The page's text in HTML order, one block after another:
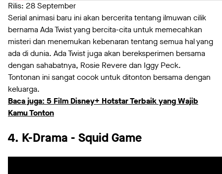
Rilis: 28 September
Serial animasi baru ini akan bercerita tentang ilmuwan cilik
bernama Ada Twist yang bercita-cita untuk memecahkan
misteri dan menemukan kebenaran tentang semua hal yang
ada di dunia. Ada Twist juga akan bereksperimen bersama
dengan sahabatnya, Rosie Revere dan Iggy Peck.
Tontonan ini sangat cocok untuk ditonton bersama dengan
keluarga.
Baca juga: 5 Film Disney+ Hotstar Terbaik yang Wajib
Kamu Tonton
4. K-Drama - Squid Game